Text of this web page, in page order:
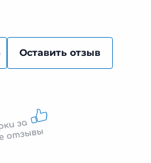
Оставить отзыв